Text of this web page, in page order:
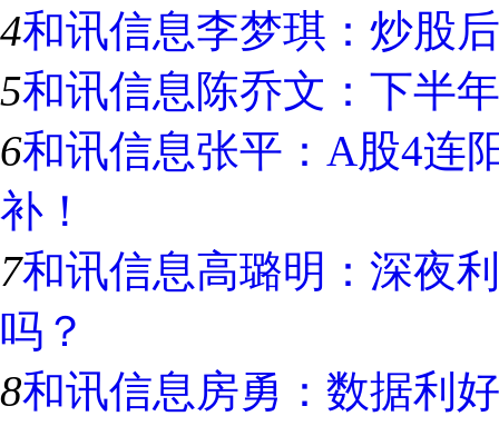
4和讯信息李梦琪：炒股
5和讯信息陈乔文：下半
6和讯信息张平：A股4连
补！
7和讯信息高璐明：深夜
吗？
8和讯信息房勇：数据利